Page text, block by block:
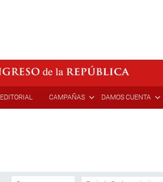
EDITORIAL CAMPAÑAS DAMOS CUENTA